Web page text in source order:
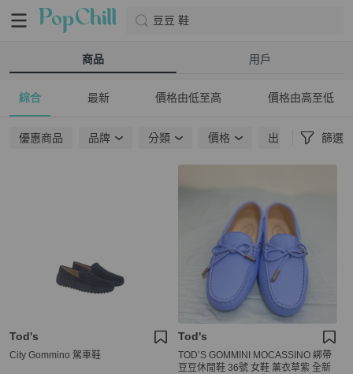
豆豆 鞋
商品 用戶
綜合 最新 價格由低至高 價格由高至低
優惠商品 品牌 分類 價格 出貨地點 篩選
Tod's
City Gommino 駕車鞋
Tod's
TOD’S GOMMINI MOCASSINO 綁帶
豆豆休閒鞋 36號 女鞋 薰衣草紫 全新